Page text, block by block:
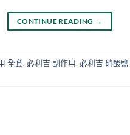
CONTINUE READING →
全套, 必利吉 副作用, 必利吉 硝酸鹽